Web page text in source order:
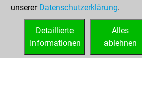
account
unserer Datenschutzerklärung.
Alles
ablehnen
Detaillierte
Informationen